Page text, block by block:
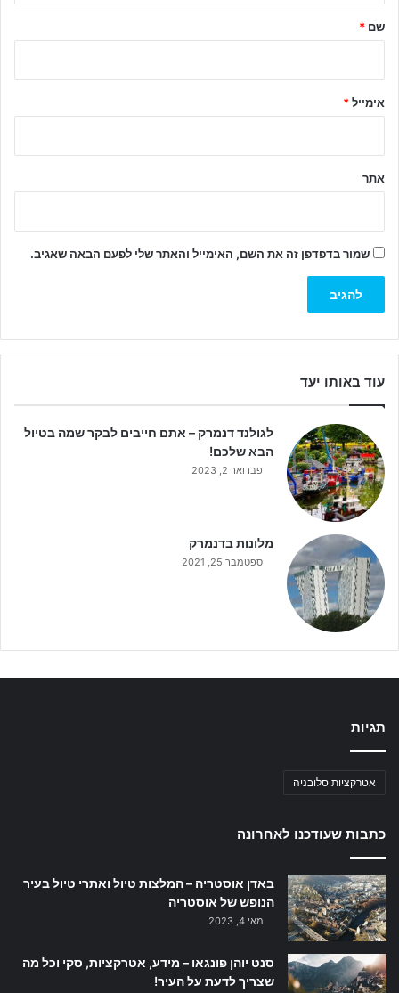
ל
שם *
אימייל*
אתר
שמור בדפדפן זה את השם, האימייל והאתר שלי לפעם הבאה שאגיב.
עוד באותו יעד
לגולנד דנמרק – אתם חייבים לבקר שמה בטיול
הבא שלכם!
פברואר 2, 2023
מלונות בדנמרק
ספטמבר 25, 2021
תגיות
אטרקציות סלובניה
כתבות שעודכנו לאחרונה
באדן אוסטריה – המלצות טיול ואתרי טיול בעיר
הנופש של אוסטריה
מאי 4, 2023
סנט יוהן פונגאו – מידע, אטרקציות, סקי וכל מה
שצריך לדעת על העיר!